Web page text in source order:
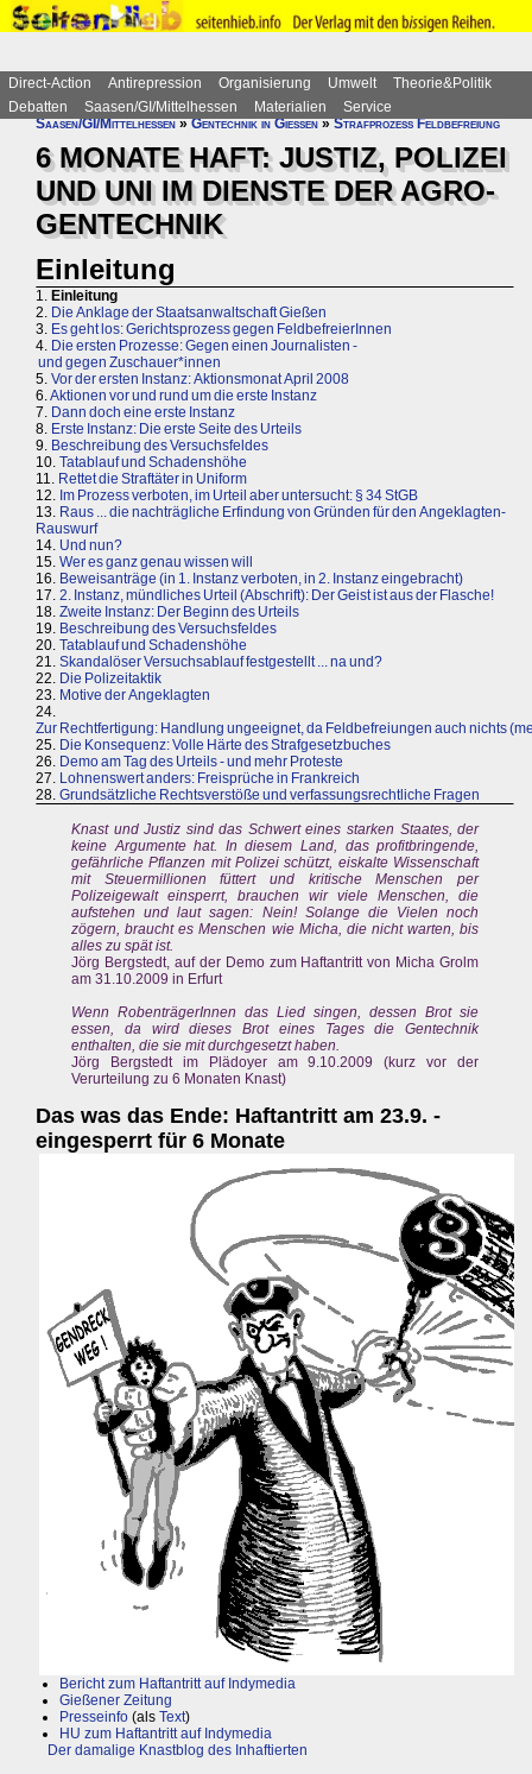
Direct-Action Antirepression Organisierung Umwelt
Theorie&Politik
Debatten
Saasen/GI/Mittelhessen Materialien
Service
Saasen/GI/Mittelhessen»Gentechnik in Gießen»Strafprozess Feldbefreiung
6 MONATE HAFT: JUSTIZ, POLIZEI
UND UNI IM DIENSTE DER AGRO-
GENTECHNIK
Einleitung
1. Einleitung
2. Die Anklage der Staatsanwaltschaft Gießen
3. Es geht los: Gerichtsprozess gegen FeldbefreierInnen
4. Die ersten Prozesse: Gegen einen Journalisten -
und gegen Zuschauer*innen
5. Vor der ersten Instanz: Aktionsmonat April 2008
6.Aktionen vor und rund um die erste Instanz
7. Dann doch eine erste Instanz
8. Erste Instanz: Die erste Seite des Urteils
9. Beschreibung des Versuchsfeldes
10. Tatablauf und Schadenshöhe
11. Rettet die Straftäter in Uniform
12. Im Prozess verboten, im Urteil aber untersucht: § 34 StGB
13. Raus ... die nachträgliche Erfindung von Gründen für den Angeklagten-
Rauswurf
14. Und nun?
15. Wer es ganz genau wissen will
16. Beweisanträge (in 1. Instanz verboten, in 2. Instanz eingebracht)
17. 2. Instanz, mündliches Urteil (Abschrift): Der Geist ist aus der Flasche!
18. Zweite Instanz: Der Beginn des Urteils
19. Beschreibung des Versuchsfeldes
20. Tatablauf und Schadenshöhe
21. Skandalöser Versuchsablauf festgestellt ... na und?
22. Die Polizeitaktik
23. Motive der Angeklagten
24.
Zur Rechtfertigung: Handlung ungeeignet, da Feldbefreiungen auch nichts
25. Die Konsequenz: Volle Härte des Strafgesetzbuches
26. Demo am Tag des Urteils - und mehr Proteste
27. Lohnenswert anders: Freisprüche in Frankreich
28. Grundsätzliche Rechtsverstöße und verfassungsrechtliche Fragen
Knast und Justiz sind das Schwert eines starken Staates, der
keine Argumente hat. In diesem Land, das profitbringende,
gefährliche Pflanzen mit Polizei schützt, eiskalte Wissenschaft
mit Steuermillionen füttert und kritische Menschen per
Polizeigewalt einsperrt, brauchen wir viele Menschen, die
aufstehen und laut sagen: Nein! Solange die Vielen noch
zögern, braucht es Menschen wie Micha, die nicht warten, bis
alles zu spät ist.
Jörg Bergstedt, auf der Demo zum Haftantritt von Micha Grolm
am 31.10.2009 in Erfurt
Wenn RobenträgerInnen das Lied singen, dessen Brot sie
essen, da wird dieses Brot eines Tages die Gentechnik
enthalten, die sie mit durchgesetzt haben.
Jörg Bergstedt im Plädoyer am 9.10.2009 (kurz vor der
Verurteilung zu 6 Monaten Knast)
Das was das Ende: Haftantritt am 23.9. -
eingesperrt für 6 Monate
Bericht zum Haftantritt auf Indymedia
Gießener Zeitung
Presseinfo (als Text)
HU zum Haftantritt auf Indymedia
Der damalige Knastblog des Inhaftierten